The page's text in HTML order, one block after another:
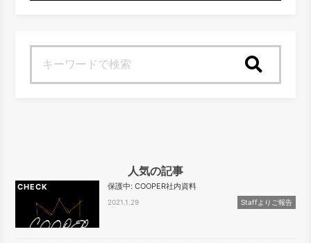
人気の記事
CHECK 保護中: COOPER社内資料
2021.1.29 Staffよりご報告